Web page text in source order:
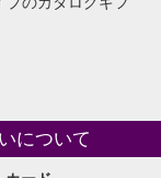
について